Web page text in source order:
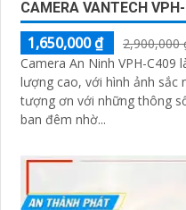
CAMERA VANTECH
1,650,000 ₫
2,900,000
Camera An Ninh VPH-C409
lượng cao, với hình ảnh sắc
tượng ơn với những thông
ban đêm nhờ...